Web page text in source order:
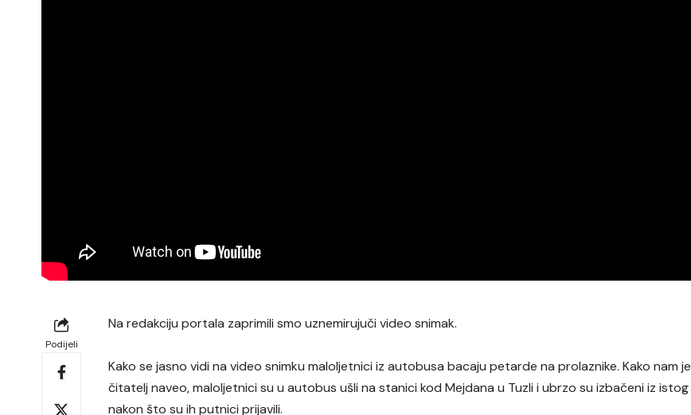
Podijeli
Na redakciju portala zaprimili smo uznemirujuči video snimak.
Kako se jasno vidi na video snimku maloljetnici iz autobusa bacaju petarde na prolaznike. Kako nam je
čitatelj naveo, maloljetnici su u autobus ušli na stanici kod Mejdana u Tuzli i ubrzo su izbačeni iz istog
nakon što su ih putnici prijavili.